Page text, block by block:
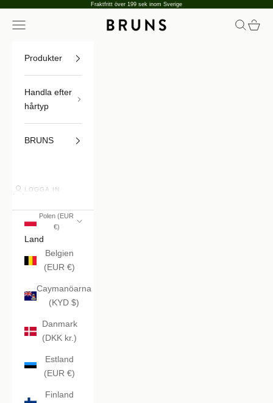
Fraktfritt över 199 sek inom Sverige
BRUNS
Öppna navigeringsmenyn Öppna
Produkter
Handla efter
hårtyp
BRUNS
LOGGA IN
Polen (EUR
€)
Land
Belgien
(EUR €)
Caymanöarna
(KYD $)
Danmark
(DKK kr.)
Estland
(EUR €)
Finland